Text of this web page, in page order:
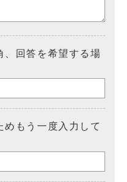
、回答を希望する場
めもう一度入力して